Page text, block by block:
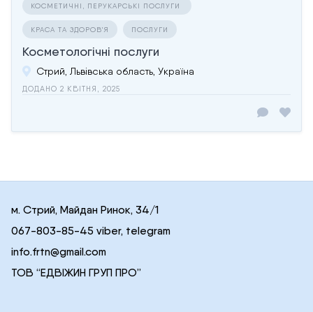
КОСМЕТИЧНІ, ПЕРУКАРСЬКІ ПОСЛУГИ
КРАСА ТА ЗДОРОВ'Я ПОСЛУГИ
Косметологічні послуги
Стрий, Львівська область, Україна
ДОДАНО 2 КВІТНЯ, 2025
м. Стрий, Майдан Ринок, 34/1
067-803-85-45 viber, telegram
info.frtn@gmail.com
ТОВ “ЕДВІЖИН ГРУП ПРО”